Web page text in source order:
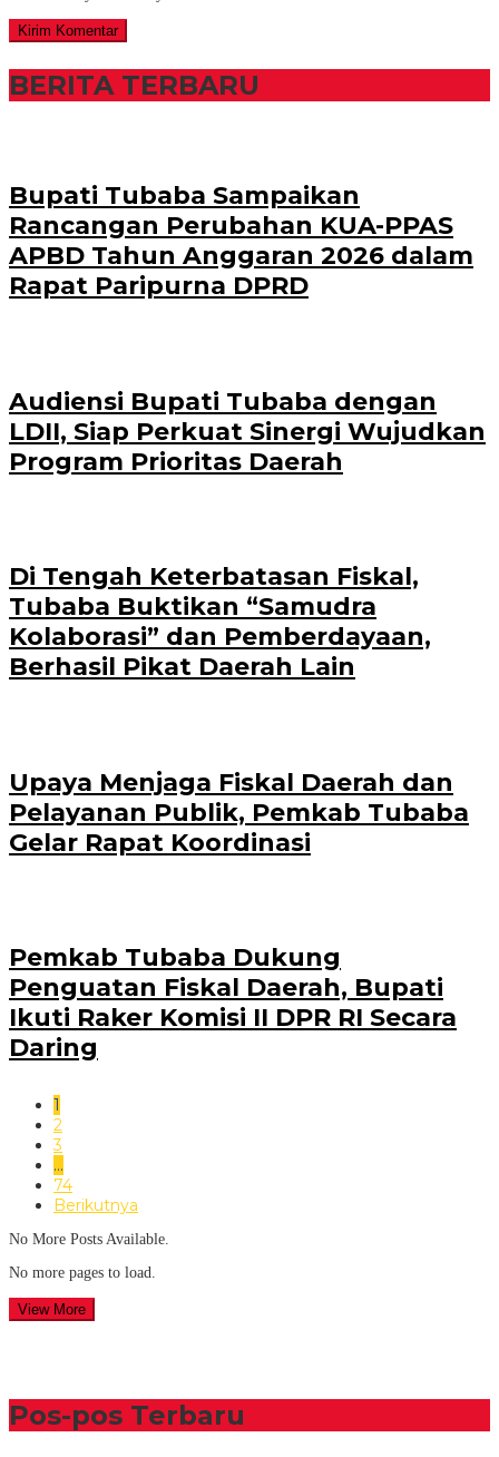
BERITA TERBARU
Bupati Tubaba Sampaikan
Rancangan Perubahan KUA-PPAS
APBD Tahun Anggaran 2026 dalam
Rapat Paripurna DPRD
Audiensi Bupati Tubaba dengan
LDII, Siap Perkuat Sinergi Wujudkan
Program Prioritas Daerah
Di Tengah Keterbatasan Fiskal,
Tubaba Buktikan “Samudra
Kolaborasi” dan Pemberdayaan,
Berhasil Pikat Daerah Lain
Upaya Menjaga Fiskal Daerah dan
Pelayanan Publik, Pemkab Tubaba
Gelar Rapat Koordinasi
Pemkab Tubaba Dukung
Penguatan Fiskal Daerah, Bupati
Ikuti Raker Komisi II DPR RI Secara
Daring
1
2
3
…
74
Berikutnya
No More Posts Available.
No more pages to load.
View More
Pos-pos Terbaru